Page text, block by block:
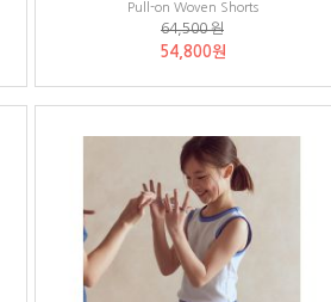
Pull-on Woven Shorts
64,500 원
54,800원